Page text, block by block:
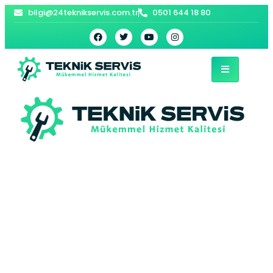
bilgi@24teknikservis.com.tr 0501 644 18 80